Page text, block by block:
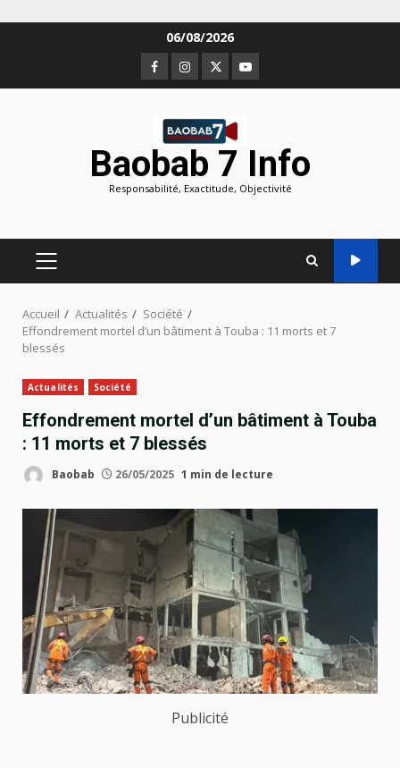
06/08/2026
Facebook
Instagram
TwitterYoutube
Baobab 7 Info
Responsabilité, Exactitude, Objectivité
MENU
PRINCIPAL
Accueil Actualités
Société
Effondrement mortel d’un bâtiment à Touba : 11 morts et 7
blessés
Actualités Société
Effondrement mortel d’un bâtiment à Touba
: 11 morts et 7 blessés
Baobab 26/05/2025 1 min de lecture
Publicité